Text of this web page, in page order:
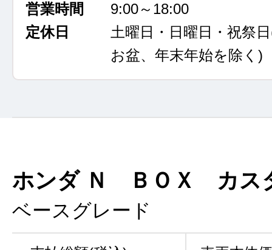
営業時間
9:00～18:00
定休日
土曜日・日曜日・祝祭日
お盆、年末年始を除く)
ホンダ Ｎ ＢＯＸ カス
ベースグレード